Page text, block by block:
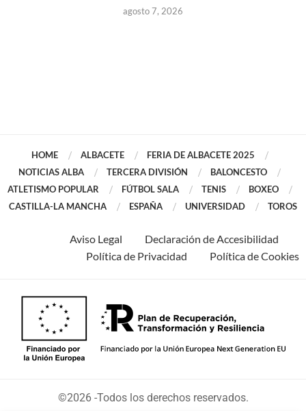
agosto 7, 2026
HOME ALBACETE
FERIA DE ALBACETE 2025
NOTICIAS ALBA
TERCERA DIVISIÓN
BALONCESTO
ATLETISMO POPULAR
FÚTBOL SALA TENIS
BOXEO
CASTILLA-LA MANCHA
ESPAÑA UNIVERSIDAD TOROS
Aviso Legal
Declaración de Accesibilidad
Política de Privacidad
Política de Cookies
©2026 -Todos los derechos reservados.